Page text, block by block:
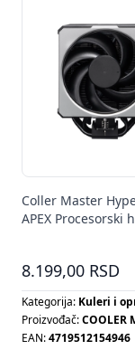
Coller Master
APEX Procesorski
8.199,00 RSD
Kategorija: Kuleri i
Proizvođač:COOLER
EAN:4719512154946